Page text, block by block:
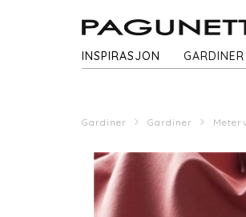
INSPIRASJON GARDINER
Gardiner Gardiner